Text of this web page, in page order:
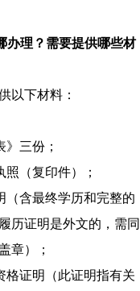
办理？需要提供哪些材
以下材料：
三份；
（复印件）；
（含最终学历和完整的
历证明是外文的，需同
章）；
格证明（此证明指有关